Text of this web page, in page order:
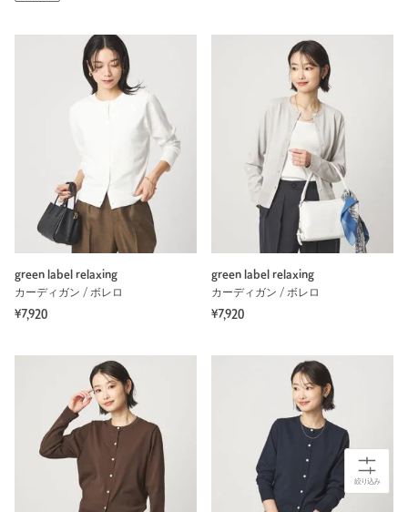
green label relaxing
カーディガン / ボレロ
¥7,920
green label relaxing
カーディガン / ボレロ
¥7,920
絞り込み